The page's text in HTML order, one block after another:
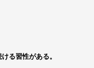
る習性がある。